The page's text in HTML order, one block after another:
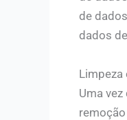
de
dados
Limpeza
Uma